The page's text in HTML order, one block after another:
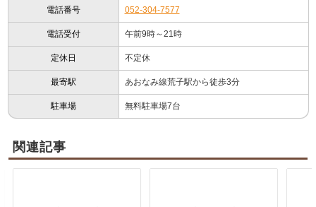
電話番号 052-304-7577
電話受付 午前9時～21時
定休日 不定休
最寄駅 あおなみ線荒子駅から徒歩3分
駐車場 無料駐車場7台
関連記事